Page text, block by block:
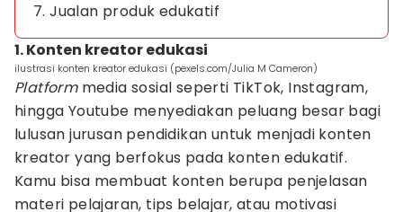
7. Jualan produk edukatif
1. Konten kreator edukasi
ilustrasi konten kreator edukasi (pexels.com/Julia M Cameron)
Platformmedia sosial seperti TikTok, Instagram,
hingga Youtube menyediakan peluang besar bagi
lulusan jurusan pendidikan untuk menjadi konten
kreator yang berfokus pada konten edukatif.
Kamu bisa membuat konten berupa penjelasan
materi pelajaran, tips belajar, atau motivasi